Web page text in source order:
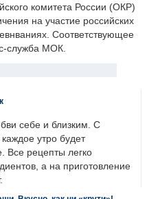
комитета России (ОКР)
на участие российских
Соответствующее
служба МОК.
себе и близким. С
утро будет
Все рецепты легко
а на приготовление